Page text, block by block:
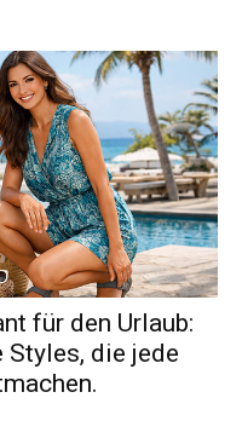
für den Urlaub:
Styles, die jede